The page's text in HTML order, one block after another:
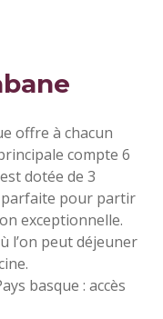
offre à chacun
compte 6
dotée de 3
parfaite pour partir
exceptionnelle.
l’on peut déjeuner
basque : accès